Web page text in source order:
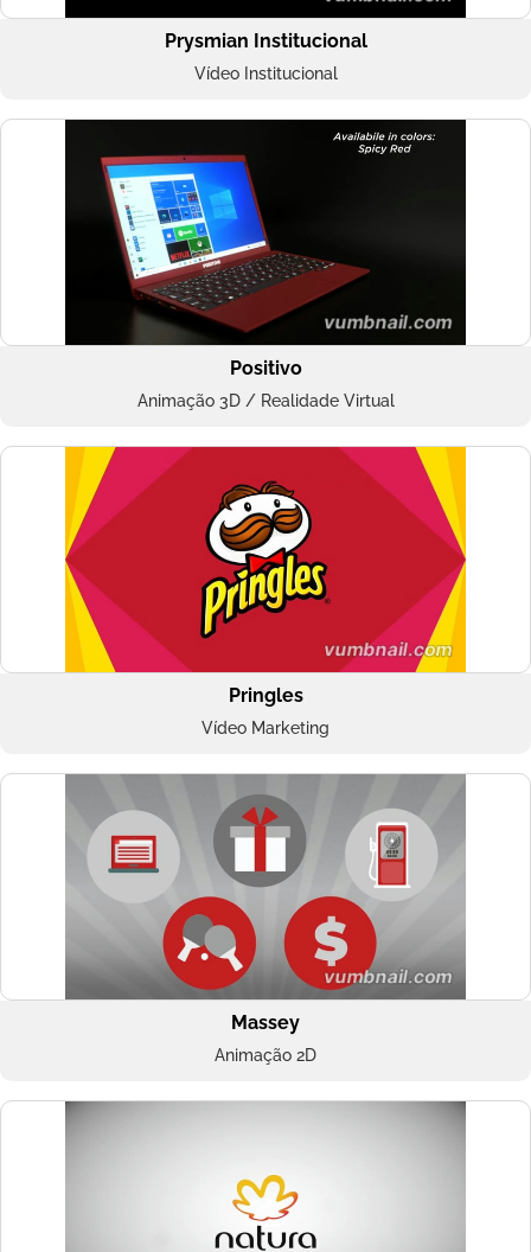
Prysmian Institucional
Vídeo Institucional
Positivo
Animação 3D / Realidade Virtual
Pringles
Vídeo Marketing
Massey
Animação 2D